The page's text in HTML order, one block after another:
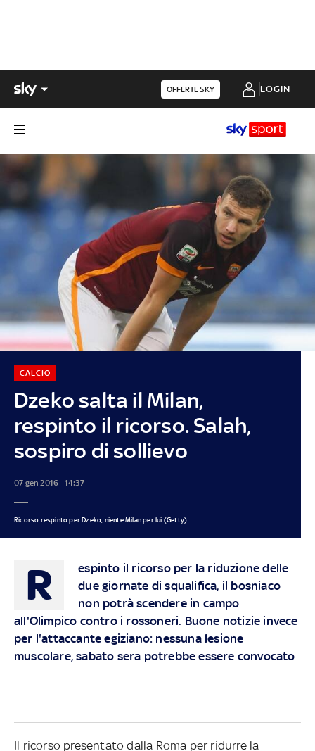
OFFERTE SKY LOGIN
Dzeko salta il Milan,
respinto il ricorso. Salah,
sospiro di sollievo
CALCIO
07 gen 2016 - 14:37
Ricorso respinto per Dzeko, niente Milan per lui (Getty)
R
espinto il ricorso per la riduzione delle
due giornate di squalifica, il bosniaco
non potrà scendere in campo
all'Olimpico contro i rossoneri. Buone notizie invece
per l'attaccante egiziano: nessuna lesione
muscolare, sabato sera potrebbe essere convocato
Il ricorso presentato dalla Roma per ridurre la